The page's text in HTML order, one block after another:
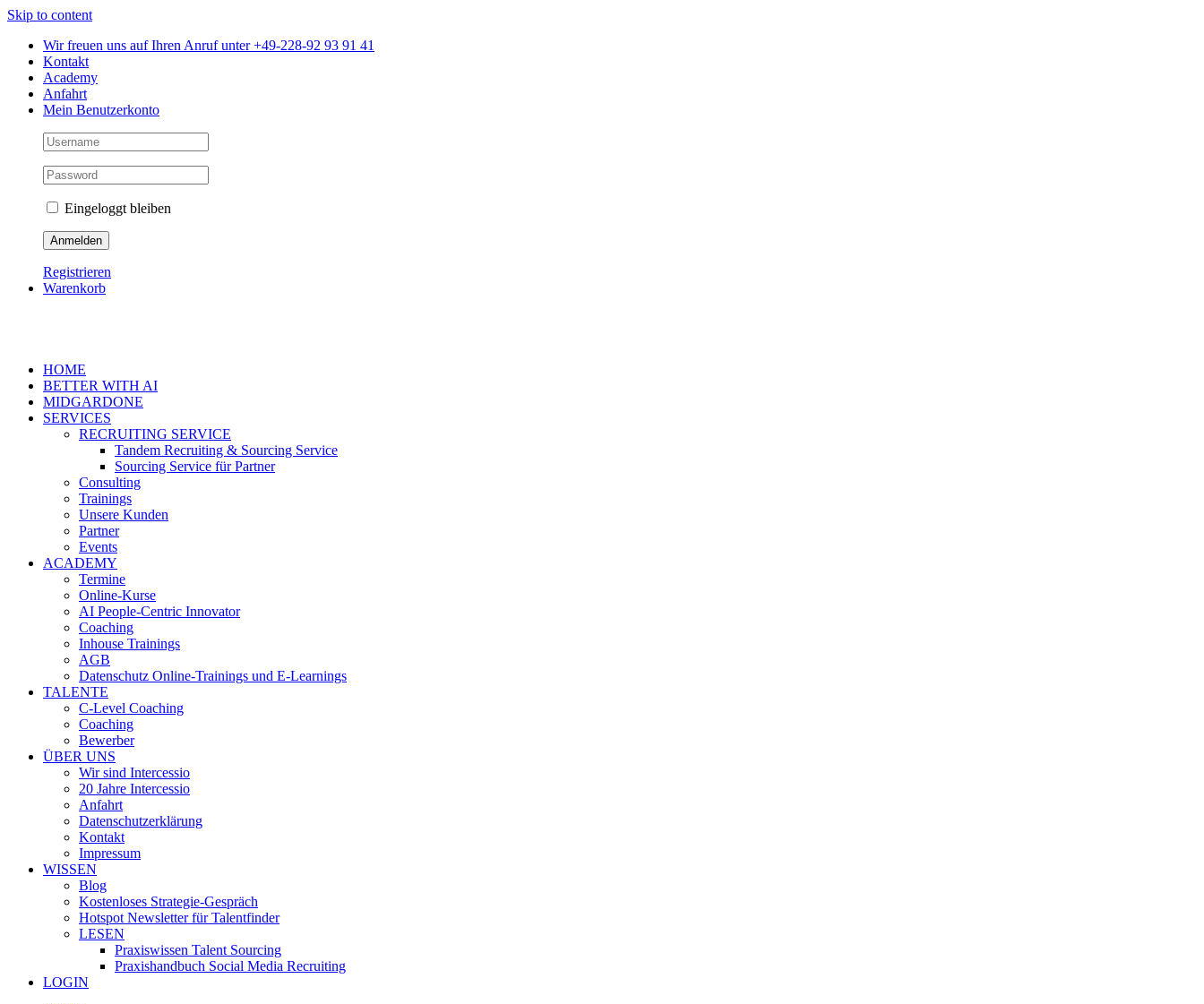
Skip to content
Wir freuen uns auf Ihren Anruf unter +49-228-92 93 91 41
Kontakt
Academy
Anfahrt
Mein Benutzerkonto
Eingeloggt bleiben
Registrieren
Warenkorb
HOME
BETTER WITH AI
MIDGARDONE
SERVICES
RECRUITING SERVICE
Tandem Recruiting & Sourcing Service
Sourcing Service für Partner
Consulting
Trainings
Unsere Kunden
Partner
Events
ACADEMY
Termine
Online-Kurse
AI People-Centric Innovator
Coaching
Inhouse Trainings
AGB
Datenschutz Online-Trainings und E-Learnings
TALENTE
C-Level Coaching
Coaching
Bewerber
ÜBER UNS
Wir sind Intercessio
20 Jahre Intercessio
Anfahrt
Datenschutzerklärung
Kontakt
Impressum
WISSEN
Blog
Kostenloses Strategie-Gespräch
Hotspot Newsletter für Talentfinder
LESEN
Praxiswissen Talent Sourcing
Praxishandbuch Social Media Recruiting
LOGIN